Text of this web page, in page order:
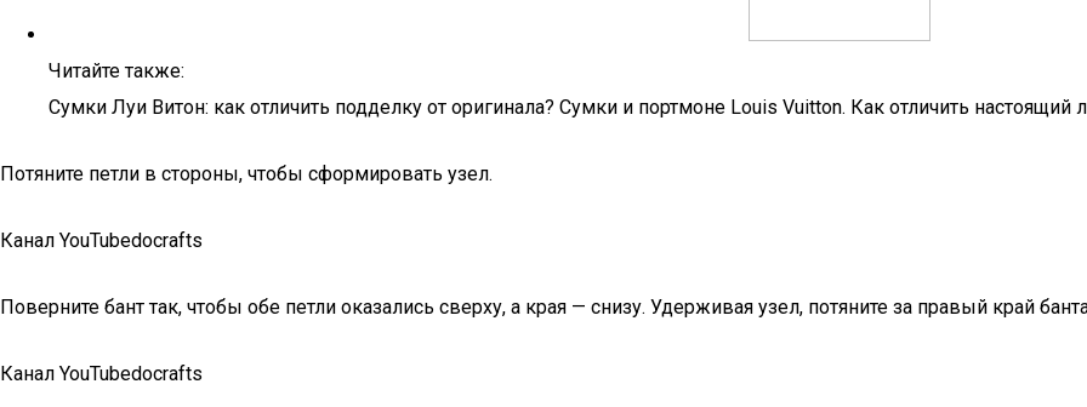
Читайте также:
Сумки Луи Витон: как отличить подделку от оригинала? Сумки и портмоне Louis Vuitton. Как отличить настоящий
Потяните петли в стороны, чтобы сформировать узел.
Канал YouTubedocrafts
Поверните бант так, чтобы обе петли оказались сверху, а края — снизу. Удерживая узел, потяните за правый край
Канал YouTubedocrafts